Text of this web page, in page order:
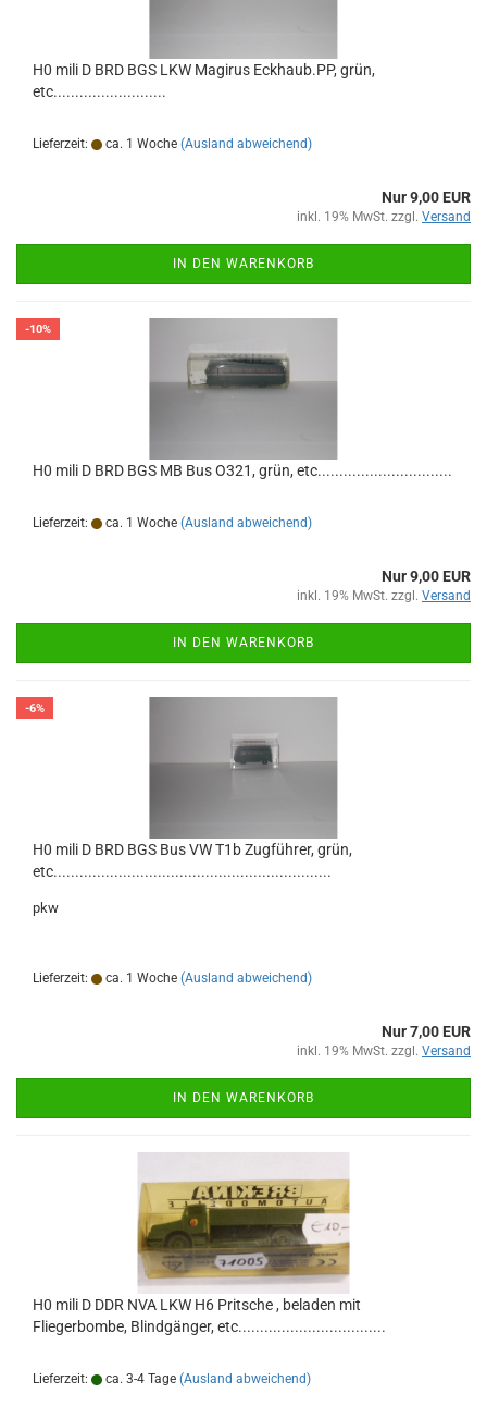
H0 mili D BRD BGS LKW Magirus Eckhaub.PP, grün,
etc..........................
Lieferzeit: ca. 1 Woche (Ausland abweichend)
Nur 9,00 EUR
inkl. 19% MwSt. zzgl. Versand
IN DEN WARENKORB
-10%
H0 mili D BRD BGS MB Bus O321, grün, etc...............................
Lieferzeit: ca. 1 Woche (Ausland abweichend)
Nur 9,00 EUR
inkl. 19% MwSt. zzgl. Versand
IN DEN WARENKORB
-6%
H0 mili D BRD BGS Bus VW T1b Zugführer, grün,
etc................................................................
pkw
Lieferzeit: ca. 1 Woche (Ausland abweichend)
Nur 7,00 EUR
inkl. 19% MwSt. zzgl. Versand
IN DEN WARENKORB
H0 mili D DDR NVA LKW H6 Pritsche , beladen mit
Fliegerbombe, Blindgänger, etc..................................
Lieferzeit: ca. 3-4 Tage (Ausland abweichend)